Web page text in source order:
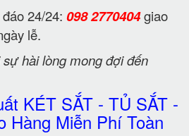
24/24: 098 2770404giao
lễ.
hài lòng mong đợi đến
KÉT SẮT - TỦ SẮT -
Hàng Miễn Phí Toàn